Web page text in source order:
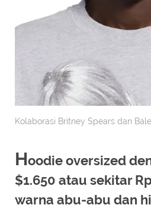
Kolaborasi Britney Spears dan
Hoodie oversized
$1.650 atau sekitar
warna abu-abu dan